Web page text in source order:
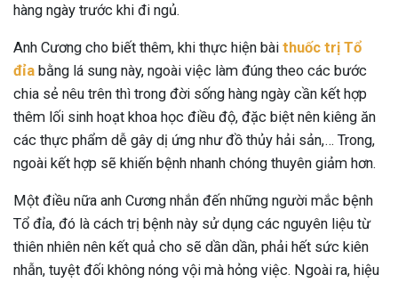
hàng ngày trước khi đi ngủ.
Anh Cương cho biết thêm, khi thực hiện bài thuốc trị Tổ
đỉa bằng lá sung này, ngoài việc làm đúng theo các bước
chia sẻ nêu trên thì trong đời sống hàng ngày cần kết hợp
thêm lối sinh hoạt khoa học điều độ, đặc biệt nên kiêng ăn
các thực phẩm dễ gây dị ứng như đồ thủy hải sản,… Trong,
ngoài kết hợp sẽ khiến bệnh nhanh chóng thuyên giảm hơn.
Một điều nữa anh Cương nhắn đến những người mắc bệnh
Tổ đỉa, đó là cách trị bệnh này sử dụng các nguyên liệu từ
thiên nhiên nên kết quả cho sẽ dần dần, phải hết sức kiên
nhẫn, tuyệt đối không nóng vội mà hỏng việc. Ngoài ra, hiệu